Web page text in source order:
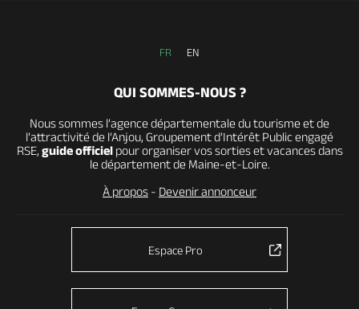
FR EN
QUI SOMMES-NOUS ?
Nous sommes l’agence départementale du tourisme et de
l’attractivité de l’Anjou, Groupement d’Intérêt Public engagé
RSE, guide officielpour organiser vos sorties et vacances dans
le département de Maine-et-Loire.
À propos - Devenir annonceur
Espace Pro